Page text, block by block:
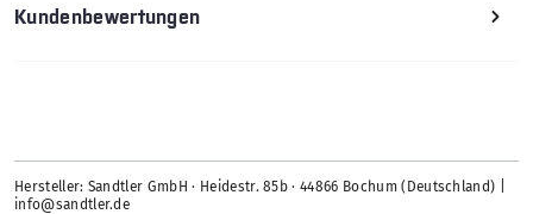
Kundenbewertungen
Hersteller: Sandtler GmbH · Heidestr. 85b · 44866 Bochum (Deutschland) |
info@sandtler.de